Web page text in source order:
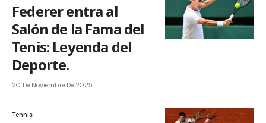
Federer entra al
Salón de la Fama del
Tenis: Leyenda del
Deporte.
20 De Noviembre De 2025
Tennis